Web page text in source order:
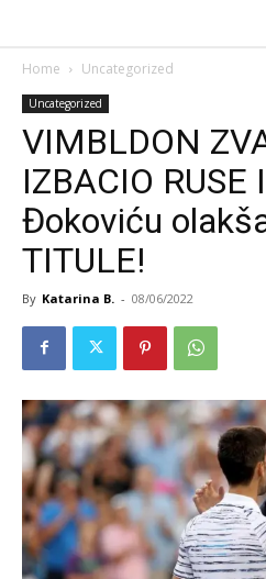
Home Uncategorized
Uncategorized
VIMBLDON
IZBACIO RUSE
Đokoviću
TITULE!
By Katarina B. - 08/06/2022